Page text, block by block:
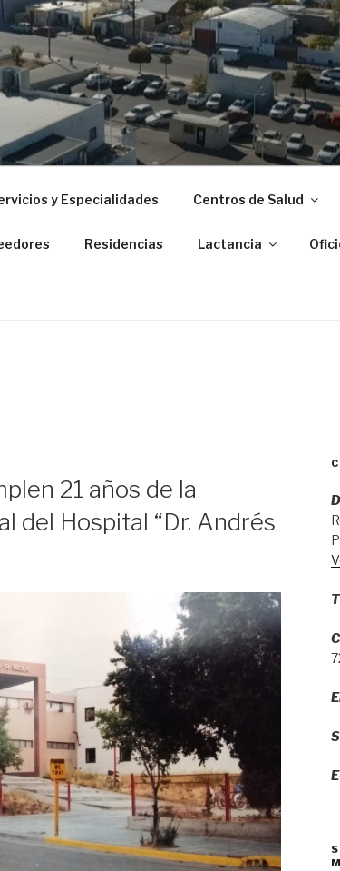
ZONAL DE
y Especialidades Centros de Salud
Residencias Lactancia
21 años de la
del Hospital “Dr. Andrés